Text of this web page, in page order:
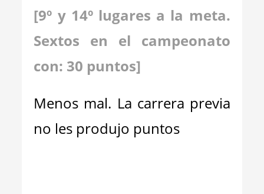
[9º y 14º lugares a la meta.
Sextos en el campeonato
con: 30 puntos]
Menos mal. La carrera previa
no les produjo puntos